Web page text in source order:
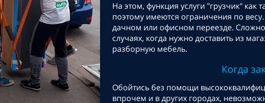
На этом, функция услуги "грузчик"
поэтому имеются ограничения по
дачном или офисном переезде.
случаях, когда нужно доставить из
разборную мебель.
Когда
Обойтись без помощи
впрочем и в других городах,